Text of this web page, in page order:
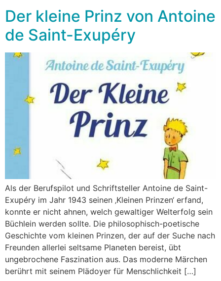
Der kleine Prinz von Antoine
de Saint-Exupéry
Als der Berufspilot und Schriftsteller Antoine de Saint-
Exupéry im Jahr 1943 seinen ‚Kleinen Prinzen‘ erfand,
konnte er nicht ahnen, welch gewaltiger Welterfolg sein
Büchlein werden sollte. Die philosophisch-poetische
Geschichte vom kleinen Prinzen, der auf der Suche nach
Freunden allerlei seltsame Planeten bereist, übt
ungebrochene Faszination aus. Das moderne Märchen
berührt mit seinem Plädoyer für Menschlichkeit […]